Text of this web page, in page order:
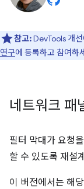
참고:DevTools 개
연구에 등록하고 참여하
네트워크 패
필터 막대가 요청
할 수 있도록 재설
이 버전에서는 해